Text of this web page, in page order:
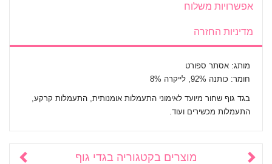
אפשרויות משלוח
מדיניות החזרה
מותג: אסתר ספורט
חומר: כותנה 92%, לייקרה 8%
בגד גוף שחור מיועד לאימוני התעמלות אומנותית, התעמלות קרקע,
התעמלות מכשירים ועוד.
מוצרים בקטגוריה בגדי גוף